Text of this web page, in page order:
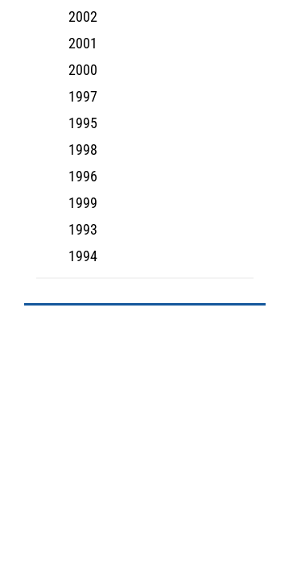
2002
2001
2000
1997
1995
1998
1996
1999
1993
1994